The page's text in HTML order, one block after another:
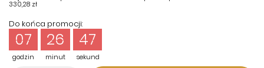
330,28 zł
Do końca promocji:
godzin
07
minut
26
sekund
47